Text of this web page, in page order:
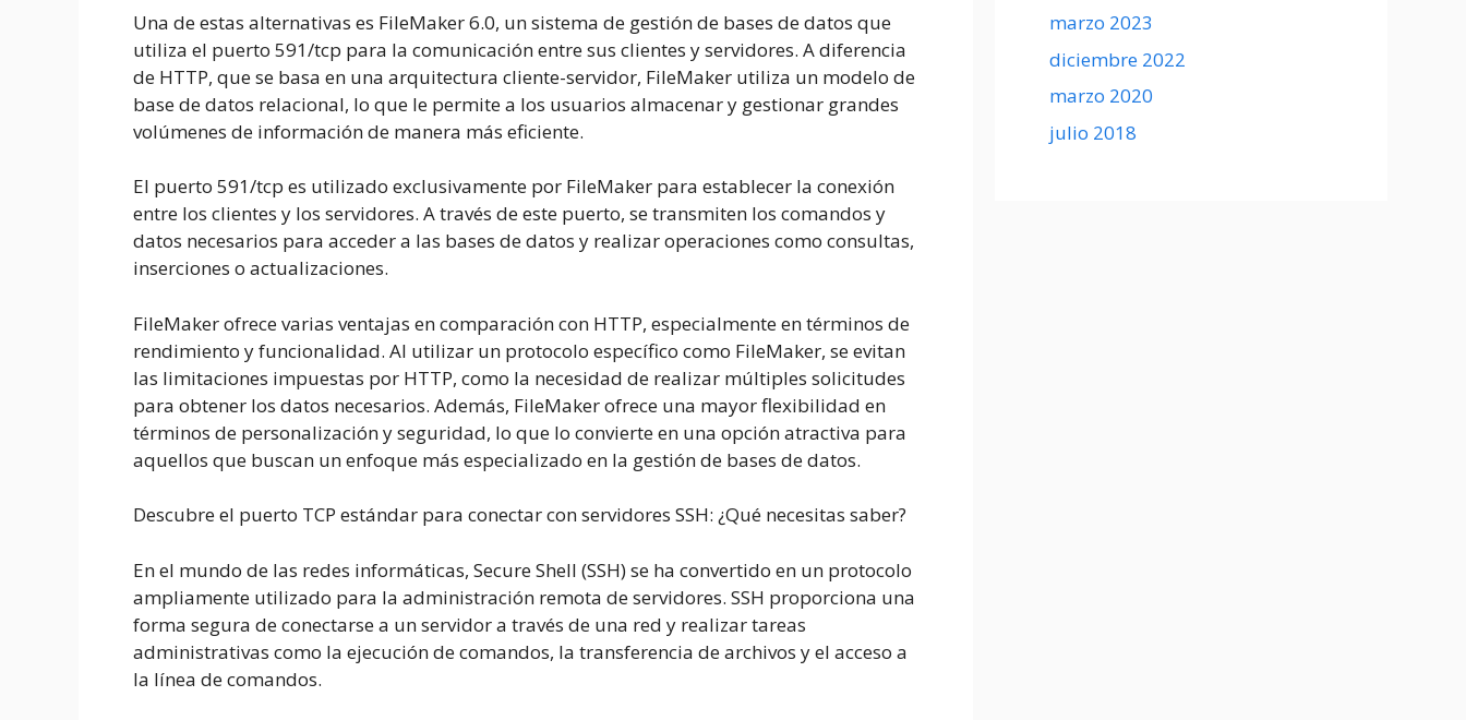
Una de estas alternativas es FileMaker 6.0, un sistema de gestión de bases de datos que
utiliza el puerto 591/tcp para la comunicación entre sus clientes y servidores. A diferencia
de HTTP, que se basa en una arquitectura cliente-servidor, FileMaker utiliza un modelo de
base de datos relacional, lo que le permite a los usuarios almacenar y gestionar grandes
volúmenes de información de manera más eficiente.
El puerto 591/tcp es utilizado exclusivamente por FileMaker para establecer la conexión
entre los clientes y los servidores. A través de este puerto, se transmiten los comandos y
datos necesarios para acceder a las bases de datos y realizar operaciones como consultas,
inserciones o actualizaciones.
FileMaker ofrece varias ventajas en comparación con HTTP, especialmente en términos de
rendimiento y funcionalidad. Al utilizar un protocolo específico como FileMaker, se evitan
las limitaciones impuestas por HTTP, como la necesidad de realizar múltiples solicitudes
para obtener los datos necesarios. Además, FileMaker ofrece una mayor flexibilidad en
términos de personalización y seguridad, lo que lo convierte en una opción atractiva para
aquellos que buscan un enfoque más especializado en la gestión de bases de datos.
Descubre el puerto TCP estándar para conectar con servidores SSH: ¿Qué necesitas saber?
En el mundo de las redes informáticas, Secure Shell (SSH) se ha convertido en un protocolo
ampliamente utilizado para la administración remota de servidores. SSH proporciona una
forma segura de conectarse a un servidor a través de una red y realizar tareas
administrativas como la ejecución de comandos, la transferencia de archivos y el acceso a
la línea de comandos.
marzo 2023
diciembre 2022
marzo 2020
julio 2018